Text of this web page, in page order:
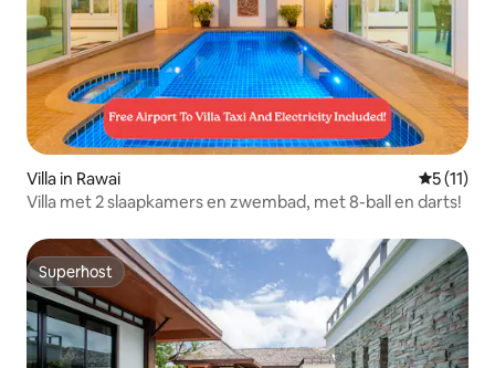
Villa in Rawai
5 (11)
Villa met 2 slaapkamers en zwembad, met 8-ball en darts!
Superhost
Superhost